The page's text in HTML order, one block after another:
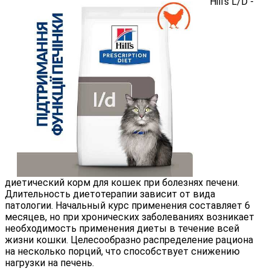
диетический корм для кошек при болезнях печени.
Длительность диетотерапии зависит от вида
патологии. Начальный курс применения составляет 6
месяцев, но при хронических заболеваниях возникает
необходимость применения диеты в течение всей
жизни кошки. Целесообразно распределение рациона
на несколько порций, что способствует снижению
нагрузки на печень.